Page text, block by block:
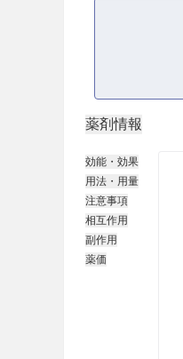
薬剤情報
効能・効果
用法・用量
注意事項
相互作用
副作用
薬価